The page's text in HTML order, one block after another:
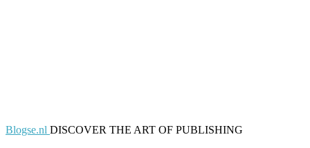
Blogse.nl DISCOVER THE ART OF PUBLISHING